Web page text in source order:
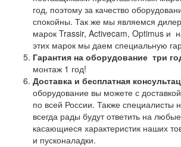
год, поэтому за качество
спокойны. Так же мы являемся
марок Trassir, Activecam, Optimus и
этих марок мы даем специальную
Гарантия на оборудование три
монтаж 1 год!
Доставка и бесплатная
оборудование вы можете с
по всей России. Также специалисты
всегда рады будут ответить на
касающиеся характеристик наших
и пусконаладки.